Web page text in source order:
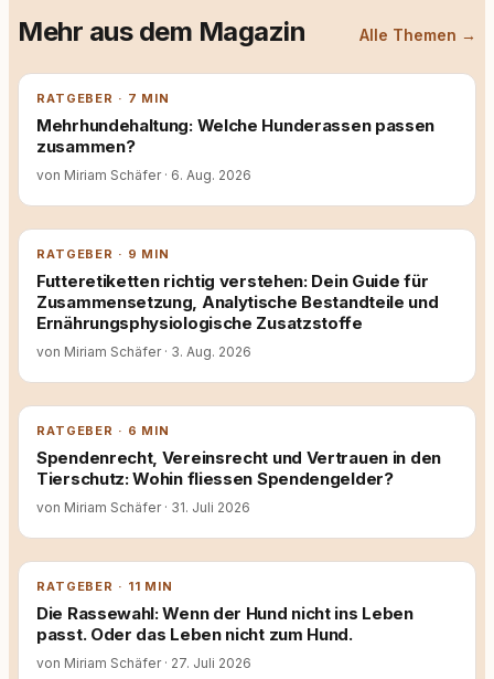
Mehr aus dem Magazin Alle Themen →
RATGEBER · 7 MIN
Mehrhundehaltung: Welche Hunderassen passen
zusammen?
von Miriam Schäfer · 6. Aug. 2026
RATGEBER · 9 MIN
Futteretiketten richtig verstehen: Dein Guide für
Zusammensetzung, Analytische Bestandteile und
Ernährungsphysiologische Zusatzstoffe
von Miriam Schäfer · 3. Aug. 2026
RATGEBER · 6 MIN
Spendenrecht, Vereinsrecht und Vertrauen in den
Tierschutz: Wohin fliessen Spendengelder?
von Miriam Schäfer · 31. Juli 2026
RATGEBER · 11 MIN
Die Rassewahl: Wenn der Hund nicht ins Leben
passt. Oder das Leben nicht zum Hund.
von Miriam Schäfer · 27. Juli 2026